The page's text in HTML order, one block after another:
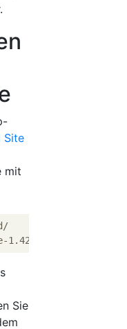
Site
mit
Sie